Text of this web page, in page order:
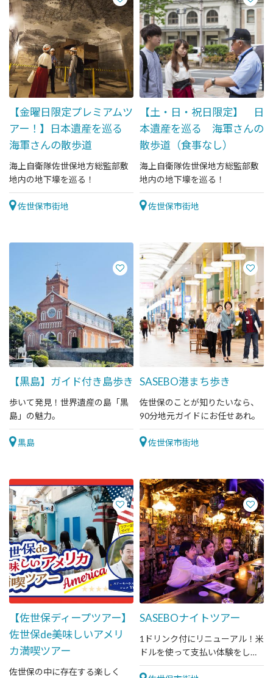
【金曜日限定プレミアムツ
アー！】日本遺産を巡る
海軍さんの散歩道
海上自衛隊佐世保地方総監部敷
地内の地下壕を巡る！
佐世保市街地
【土・日・祝日限定】 日
本遺産を巡る 海軍さんの
散歩道（食事なし）
海上自衛隊佐世保地方総監部敷
地内の地下壕を巡る！
佐世保市街地
【黒島】ガイド付き島歩き
歩いて発見！世界遺産の島「黒
島」の魅力。
黒島
SASEBO港まち歩き
佐世保のことが知りたいなら、
90分地元ガイドにお任せあれ。
佐世保市街地
【佐世保ディープツアー】
佐世保de美味しいアメリ
カ満喫ツアー
佐世保の中に存在する楽しく
SASEBOナイトツアー
1ドリンク付にリニューアル！米
ドルを使って支払い体験をしよ
う！